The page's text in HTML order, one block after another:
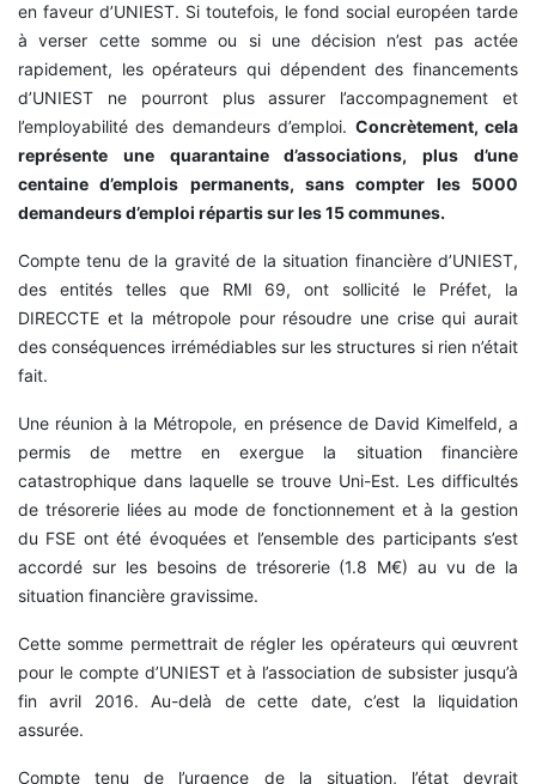
en faveur d’UNIEST. Si toutefois, le fond social européen tarde
à verser cette somme ou si une décision n’est pas actée
rapidement, les opérateurs qui dépendent des financements
d’UNIEST ne pourront plus assurer l’accompagnement et
l’employabilité des demandeurs d’emploi. Concrètement, cela
représente une quarantaine d’associations, plus d’une
centaine d’emplois permanents, sans compter les 5000
demandeurs d’emploi répartis sur les 15 communes.
Compte tenu de la gravité de la situation financière d’UNIEST,
des entités telles que RMI 69, ont sollicité le Préfet, la
DIRECCTE et la métropole pour résoudre une crise qui aurait
des conséquences irrémédiables sur les structures si rien n’était
fait.
Une réunion à la Métropole, en présence de David Kimelfeld, a
permis de mettre en exergue la situation financière
catastrophique dans laquelle se trouve Uni-Est. Les difficultés
de trésorerie liées au mode de fonctionnement et à la gestion
du FSE ont été évoquées et l’ensemble des participants s’est
accordé sur les besoins de trésorerie (1.8 M€) au vu de la
situation financière gravissime.
Cette somme permettrait de régler les opérateurs qui œuvrent
pour le compte d’UNIEST et à l’association de subsister jusqu’à
fin avril 2016. Au-delà de cette date, c’est la liquidation
assurée.
Compte tenu de l’urgence de la situation, l’état devrait